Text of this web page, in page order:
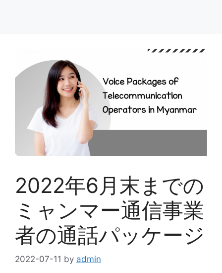
2022年6月末までの
ミャンマー通信事業
者の通話パッケージ
2022-07-11 by admin